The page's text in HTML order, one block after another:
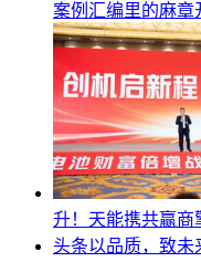
案例汇编里的麻章
升！天能携共赢商
头条以品质，致未